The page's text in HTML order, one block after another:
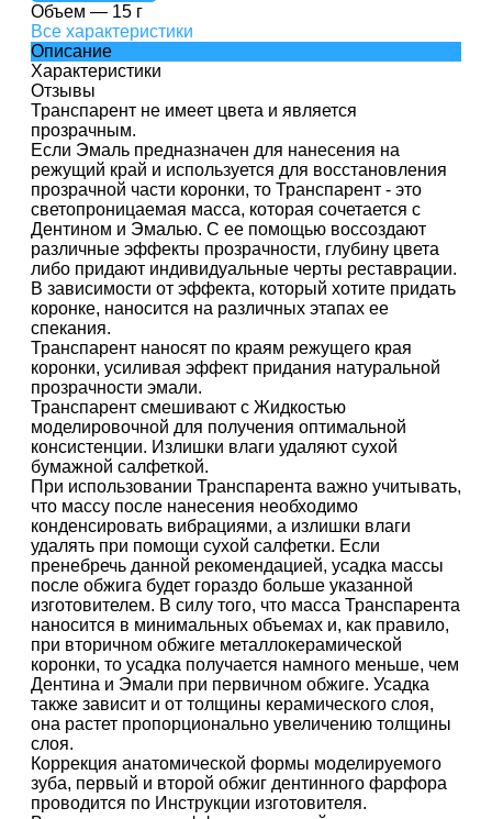
Объем — 15 г
Все характеристики
Описание
Характеристики
Отзывы
Транспарент не имеет цвета и является
прозрачным.
Если Эмаль предназначен для нанесения на
режущий край и используется для восстановления
прозрачной части коронки, то Транспарент - это
светопроницаемая масса, которая сочетается с
Дентином и Эмалью. С ее помощью воссоздают
различные эффекты прозрачности, глубину цвета
либо придают индивидуальные черты реставрации.
В зависимости от эффекта, который хотите придать
коронке, наносится на различных этапах ее
спекания.
Транспарент наносят по краям режущего края
коронки, усиливая эффект придания натуральной
прозрачности эмали.
Транспарент смешивают с Жидкостью
моделировочной для получения оптимальной
консистенции. Излишки влаги удаляют сухой
бумажной салфеткой.
При использовании Транспарента важно учитывать,
что массу после нанесения необходимо
конденсировать вибрациями, а излишки влаги
удалять при помощи сухой салфетки. Если
пренебречь данной рекомендацией, усадка массы
после обжига будет гораздо больше указанной
изготовителем. В силу того, что масса Транспарента
наносится в минимальных объемах и, как правило,
при вторичном обжиге металлокерамической
коронки, то усадка получается намного меньше, чем
Дентина и Эмали при первичном обжиге. Усадка
также зависит и от толщины керамического слоя,
она растет пропорционально увеличению толщины
слоя.
Коррекция анатомической формы моделируемого
зуба, первый и второй обжиг дентинного фарфора
проводится по Инструкции изготовителя.